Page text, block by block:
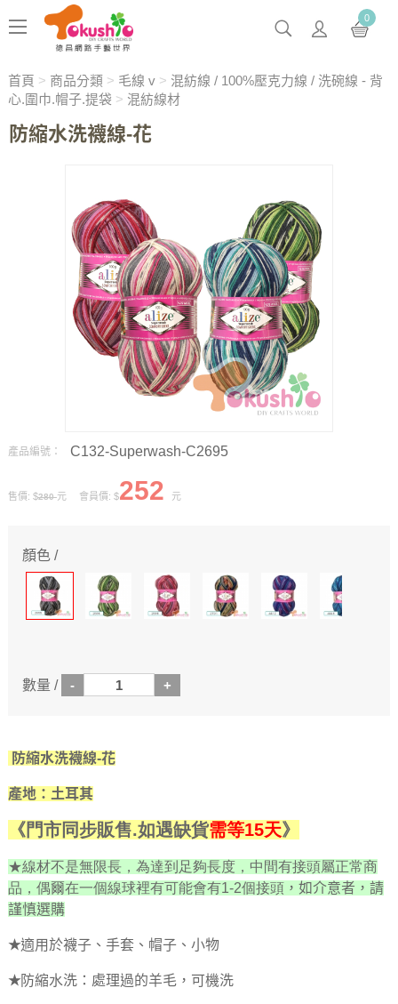
0
首頁 > 商品分類> 毛線 v> 混紡線 / 100%壓克力線 / 洗碗線 - 背
心.圍巾.帽子.提袋 > 混紡線材
防縮水洗襪線-花
產品編號： C132-Superwash-C2695
售價: $280元 會員價: $252 元
顏色 /
數量 /
防縮水洗襪線-花
產地：土耳其
《門市同步販售.如遇缺貨需等15天》
★線材不是無限長，為達到足夠長度， 中間有接頭屬正常商
品，偶爾在一個線球裡有可能會有1-2個接頭，如介意者，請
謹慎選購
★適用於襪子、手套、帽子、小物
★防縮水洗：處理過的羊毛，可機洗